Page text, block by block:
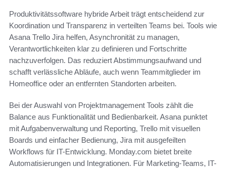
Produktivitätssoftware hybride Arbeit trägt entscheidend zur
Koordination und Transparenz in verteilten Teams bei. Tools wie
Asana Trello Jira helfen, Asynchronität zu managen,
Verantwortlichkeiten klar zu definieren und Fortschritte
nachzuverfolgen. Das reduziert Abstimmungsaufwand und
schafft verlässliche Abläufe, auch wenn Teammitglieder im
Homeoffice oder an entfernten Standorten arbeiten.
Bei der Auswahl von Projektmanagement Tools zählt die
Balance aus Funktionalität und Bedienbarkeit. Asana punktet
mit Aufgabenverwaltung und Reporting, Trello mit visuellen
Boards und einfacher Bedienung, Jira mit ausgefeilten
Workflows für IT-Entwicklung. Monday.com bietet breite
Automatisierungen und Integrationen. Für Marketing-Teams, IT-